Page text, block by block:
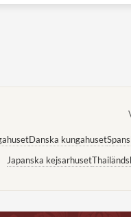
Danska kungahuset
Japanska kejsarhuset